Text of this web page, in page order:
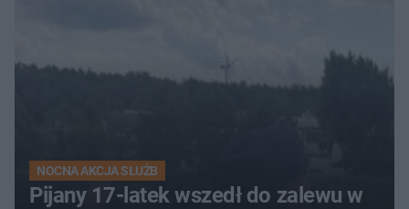
NOCNA AKCJA SŁUŻB
Pijany 17-latek wszedł do zalewu w